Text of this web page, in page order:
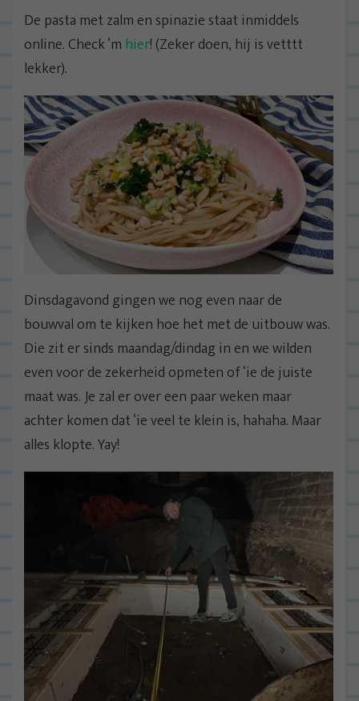
De pasta met zalm en spinazie staat inmiddels
online. Check ‘m hier! (Zeker doen, hij is vetttt
lekker).
Dinsdagavond gingen we nog even naar de
bouwval om te kijken hoe het met de uitbouw was.
Die zit er sinds maandag/dindag in en we wilden
even voor de zekerheid opmeten of ‘ie de juiste
maat was. Je zal er over een paar weken maar
achter komen dat ‘ie veel te klein is, hahaha. Maar
alles klopte. Yay!